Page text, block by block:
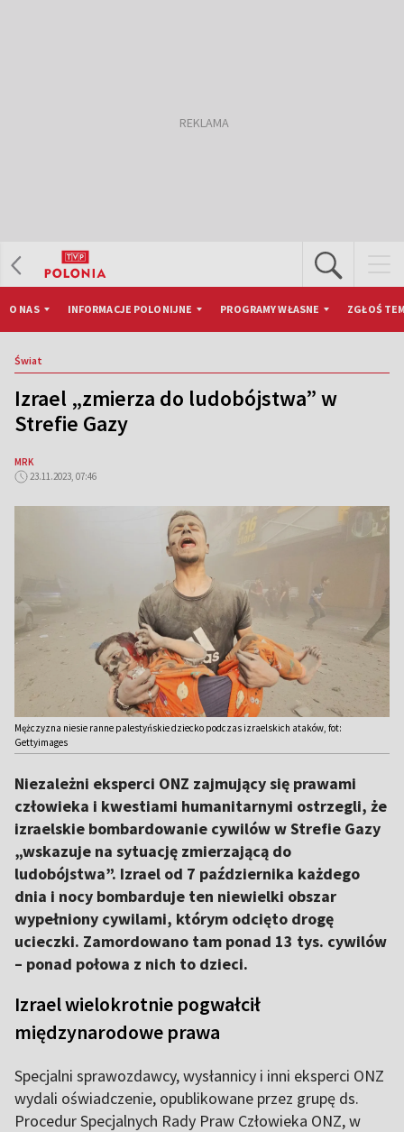
O NAS INFORMACJE POLONIJNE PROGRAMY WŁASNE ZGŁOŚ
Świat
Izrael „zmierza do ludobójstwa” w
Strefie Gazy
MRK
23.11.2023, 07:46
Mężczyzna niesie ranne palestyńskie dziecko podczas izraelskich ataków, fot:
Gettyimages
Niezależni eksperci ONZ zajmujący się prawami
człowieka i kwestiami humanitarnymi ostrzegli, że
izraelskie bombardowanie cywilów w Strefie Gazy
„wskazuje na sytuację zmierzającą do
ludobójstwa”. Izrael od 7 października każdego
dnia i nocy bombarduje ten niewielki obszar
wypełniony cywilami, którym odcięto drogę
ucieczki. Zamordowano tam ponad 13 tys. cywilów
– ponad połowa z nich to dzieci.
Izrael wielokrotnie pogwałcił
międzynarodowe prawa
Specjalni sprawozdawcy, wysłannicy i inni eksperci ONZ
wydali oświadczenie, opublikowane przez grupę ds.
Procedur Specjalnych Rady Praw Człowieka ONZ, w